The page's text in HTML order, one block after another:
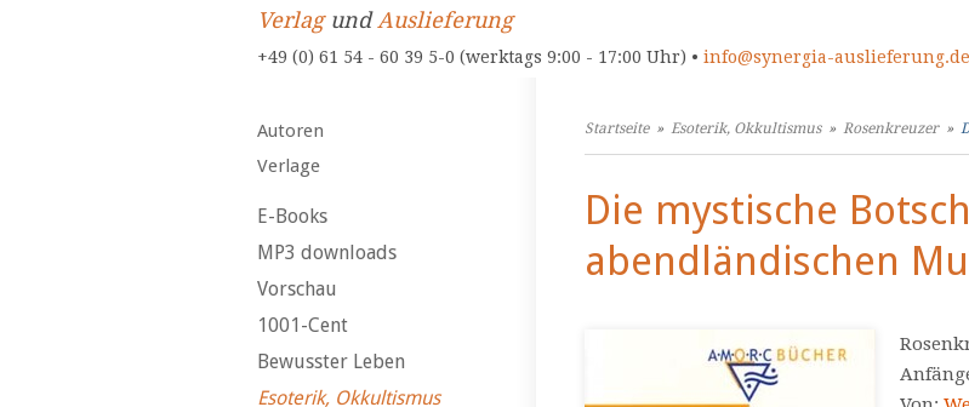
VerlagundAuslieferung
+49 (0) 61 54 - 60 39 5-0 (werktags 9:00 - 17:00 Uhr) • info@synergia-auslieferung.de
Autoren
Verlage
E-Books
MP3 downloads
Vorschau
1001-Cent
Bewusster Leben
Esoterik, Okkultismus
Startseite» Esoterik, Okkultismus» Rosenkreuzer»
Die mystische
abendländischen